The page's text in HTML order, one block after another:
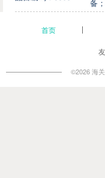
备
首页
©2026 海